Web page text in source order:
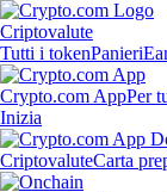
Criptovalute
Tutti i tokenPanieri
Crypto.com AppPer
Inizia
CriptovaluteCarta